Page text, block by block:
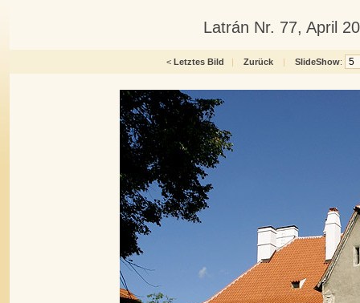
Latrán Nr. 77, April
< Letztes Bild | Zurück | SlideShow: